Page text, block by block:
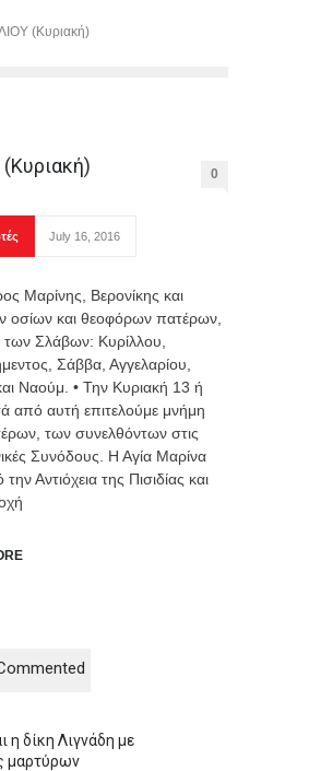
(Kυριακή)
0
July 16, 2016
Μαρίνης, Βερονίκης και
οσίων και θεοφόρων πατέρων,
Σλάβων: Κυρίλλου,
Σάββα, Αγγελαρίου,
Ναούμ. • Την Κυριακή 13 ή
από αυτή επιτελούμε μνήμη
των συνελθόντων στις
Συνόδους. Η Αγία Μαρίνα
Αντιόχεια της Πισιδίας και
η δίκη Λιγνάδη με
μαρτύρων